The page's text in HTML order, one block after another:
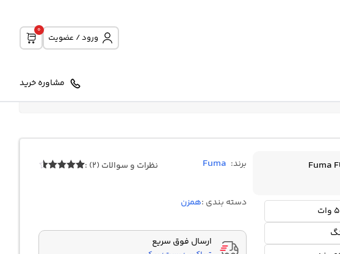
ورود / عضویت
0
مشاوره خرید
برند: Fuma نظرات و سوالات (2) :
دسته بندی :همزن
ارسال فوق سریع